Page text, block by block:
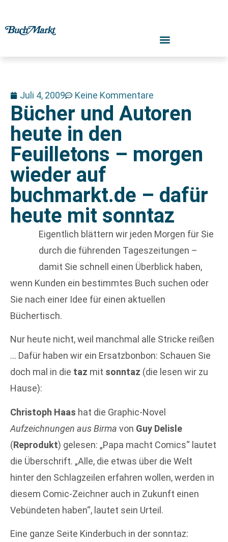
Juli 4, 2009 Keine Kommentare
Bücher und Autoren
heute in den
Feuilletons – morgen
wieder auf
buchmarkt.de – dafür
heute mit sonntaz
Eigentlich blättern wir jeden Morgen für Sie
durch die führenden Tageszeitungen –
damit Sie schnell einen Überblick haben,
wenn Kunden ein bestimmtes Buch suchen oder
Sie nach einer Idee für einen aktuellen
Büchertisch.
Nur heute nicht, weil manchmal alle Stricke reißen
… Dafür haben wir ein Ersatzbonbon: Schauen Sie
doch mal in die taz mit sonntaz (die lesen wir zu
Hause):
Christoph Haas hat die Graphic-Novel
Aufzeichnungen aus Birma von Guy Delisle
(Reprodukt) gelesen: „Papa macht Comics“ lautet
die Überschrift. „Alle, die etwas über die Welt
hinter den Schlagzeilen erfahren wollen, werden in
diesem Comic-Zeichner auch in Zukunft einen
Vebündeten haben“, lautet sein Urteil.
Eine ganze Seite Kinderbuch in der sonntaz: